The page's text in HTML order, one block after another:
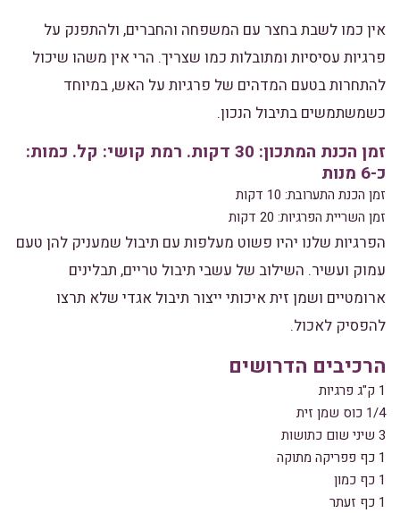
אין כמו לשבת בחצר עם המשפחה והחברים, ולהתפנק על
פרגיות עסיסיות ומתובלות כמו שצריך. הרי אין משהו שיכול
להתחרות בטעם המדהים של פרגיות על האש, במיוחד
כשמשתמשים בתיבול הנכון.
זמן הכנת המתכון: 30 דקות. רמת קושי: קל. כמות:
כ-6 מנות
זמן הכנת התערובת: 10 דקות
זמן השריית הפרגיות: 20 דקות
הפרגיות שלנו יהיו פשוט מעלפות עם תיבול שמעניק להן טעם
עמוק ועשיר. השילוב של עשבי תיבול טריים, תבלינים
ארומטיים ושמן זית איכותי ייצור תיבול אגדי שלא תרצו
להפסיק לאכול.
הרכיבים הדרושים
1 ק"ג פרגיות
1/4 כוס שמן זית
3 שיני שום כתושות
1 כף פפריקה מתוקה
1 כף כמון
1 כף זעתר